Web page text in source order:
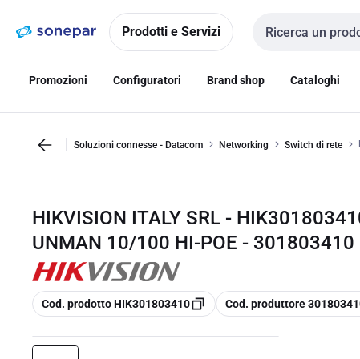
navigazionealla
Prodotti e Servizi
Cerca input
Promozioni Configuratori Brand shop Cataloghi
Soluzioni connesse - Datacom Networking Switch di rete
HIKVISION ITALY SRL -
UNMAN 10/100 HI-POE - 301803410
copia
Cod. prodotto HIK301803410 copia
Cod. produttore